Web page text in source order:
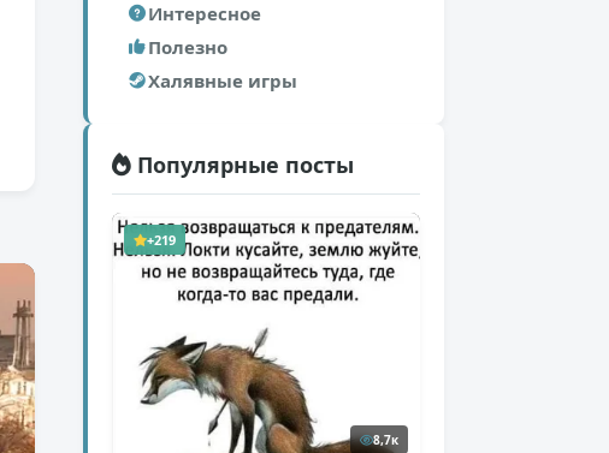
Интересное
Полезно
Халявные игры
Популярные посты
+219
8,7к